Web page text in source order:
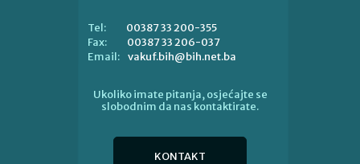
Tel:
00387 33 200-355
Fax:
00387 33 206-037
Email: vakuf.bih@bih.net.ba
Ukoliko imate pitanja, osjećajte se
slobodnim da nas kontaktirate.
KONTAKT